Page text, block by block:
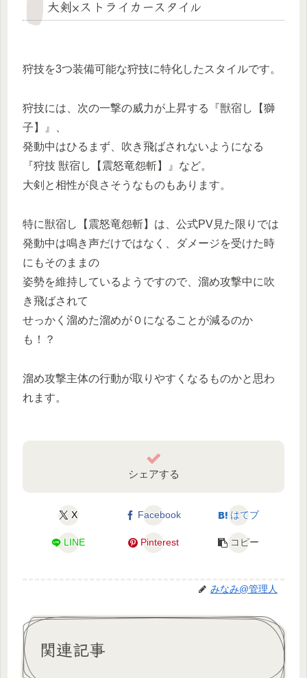
大剣×ストライカースタイル
狩技を3つ装備可能な狩技に特化したスタイルです。
狩技には、次の一撃の威力が上昇する『獣宿し【獅
子】』、
発動中はひるまず、吹き飛ばされないようになる
『狩技 獣宿し【震怒竜怨斬】』など。
大剣と相性が良さそうなものもあります。
特に獣宿し【震怒竜怨斬】は、公式PV見た限りでは
発動中は鳴き声だけではなく、ダメージを受けた時
にもそのままの
姿勢を維持しているようですので、溜め攻撃中に吹
き飛ばされて
せっかく溜めた溜めが０になることが減るのか
も！？
溜め攻撃主体の行動が取りやすくなるものかと思わ
れます。
シェアする
X Facebook はてブ
LINE Pinterest コピー
みなみ@管理人
関連記事